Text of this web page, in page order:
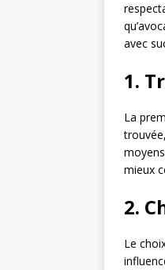
avec
1.
La
mieux
2.
Le